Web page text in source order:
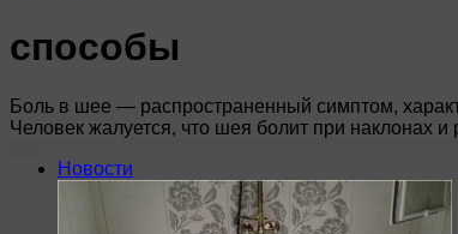
способы
Боль в шее — распространенный симптом,
Человек жалуется, что шея болит при наклонах
Новости